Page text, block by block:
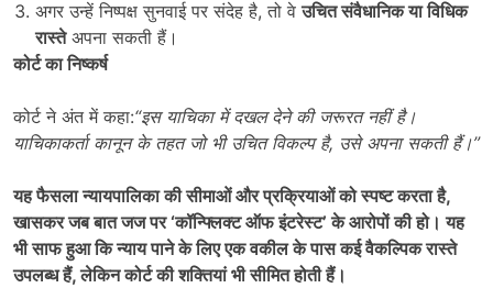
अगर उन्हें निष्पक्ष सुनवाई पर संदेह है, तो वेउचित संवैधानिक या विधिक
रास्तेअपना सकती हैं।
कोर्ट का निष्कर्ष
कोर्ट ने अंत में कहा:“इस याचिका में दखल देने की जरूरत नहीं है।
याचिकाकर्ता कानून के तहत जो भी उचित विकल्प है, उसे अपना सकती हैं।”
यह फैसला न्यायपालिका की सीमाओं और प्रक्रियाओं को स्पष्ट करता है,
खासकर जब बात जज पर ‘कॉन्फ्लिक्ट ऑफ इंटरेस्ट’ के आरोपों की हो। यह
भी साफ हुआ कि न्याय पाने के लिए एक वकील के पास कई वैकल्पिक रास्ते
उपलब्ध हैं,लेकिन कोर्ट की शक्तियां भी सीमित होती हैं।